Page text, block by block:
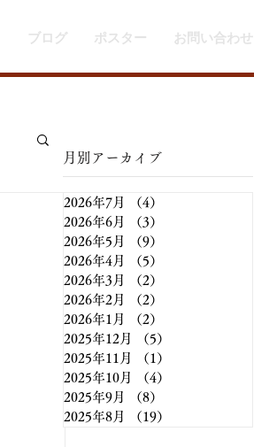
ブログ ポスター お問い合わせ
​月別アーカイブ
2026年7月 （4）
2026年6月
（3）
2026年5月
（9）
2026年4月
（5）
2026年3月
（2）
2026年2月
（2）
2026年1月
（2）
2025年12月
（5）
2025年11月
（1）
2025年10月
（4）
2025年9月
（8）
2025年8月
（19）